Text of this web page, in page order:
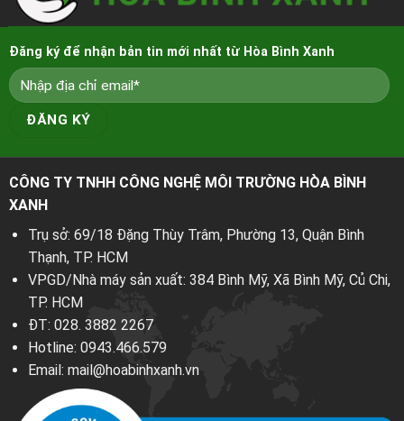
Đăng ký để nhận bản tin mới nhất từ Hòa Bình Xanh
CÔNG TY TNHH CÔNG NGHỆ MÔI TRƯỜNG HÒA BÌNH
XANH
Trụ sở: 69/18 Đặng Thùy Trâm, Phường 13, Quận Bình
Thạnh, TP. HCM
VPGD/Nhà máy sản xuất: 384 Bình Mỹ, Xã Bình Mỹ, Củ Chi,
TP. HCM
ĐT: 028. 3882 2267
Hotline: 0943.466.579
Email: mail@hoabinhxanh.vn